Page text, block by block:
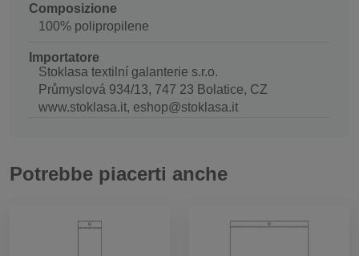
Composizione
100% polipropilene
Importatore
Stoklasa textilní galanterie s.r.o.
Průmyslová 934/13, 747 23 Bolatice, CZ
www.stoklasa.it, eshop@stoklasa.it
Potrebbe piacerti anche